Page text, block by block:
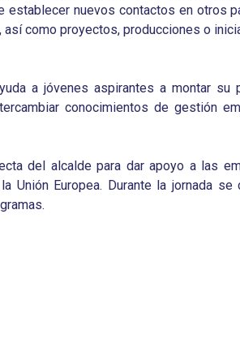
establecer nuevos contactos en otros
como proyectos, producciones o
a jóvenes aspirantes a montar su
conocimientos de gestión
del alcalde para dar apoyo a las
Europea. Durante la jornada